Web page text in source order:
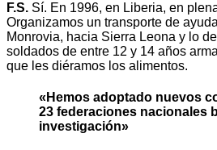
F.S. Sí. En 1996, en Liberia, en
Organizamos un transporte de
Monrovia, hacia Sierra Leona y lo
soldados de entre 12 y 14 años
que les diéramos los alimentos.
«Hemos adoptado nuevos
23 federaciones nacionales
investigación»